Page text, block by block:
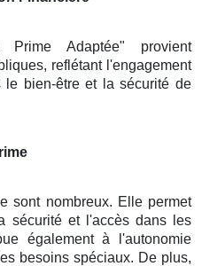
Adaptée" provient
reflétant l'engagement
le bien-être et la sécurité de
sont nombreux. Elle permet
sécurité et l'accès dans les
également à l'autonomie
besoins spéciaux. De plus,